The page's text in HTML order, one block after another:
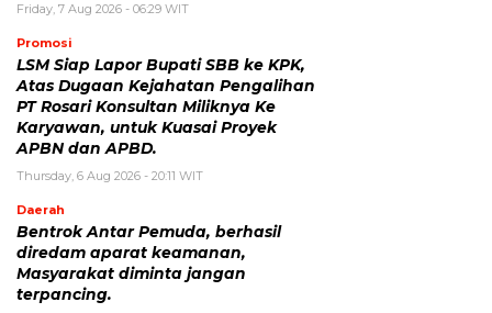
Friday, 7 Aug 2026 - 06:29 WIT
Promosi
LSM Siap Lapor Bupati SBB ke KPK,
Atas Dugaan Kejahatan Pengalihan
PT Rosari Konsultan Miliknya Ke
Karyawan, untuk Kuasai Proyek
APBN dan APBD.
Thursday, 6 Aug 2026 - 20:11 WIT
Daerah
Bentrok Antar Pemuda, berhasil
diredam aparat keamanan,
Masyarakat diminta jangan
terpancing.